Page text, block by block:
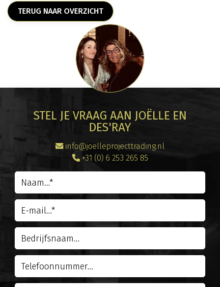
TERUG NAAR OVERZICHT
STEL JE VRAAG AAN JOËLLE EN
DES'RAY
info@joelleprojecttrading.nl
+31 (0) 6 253 265 85